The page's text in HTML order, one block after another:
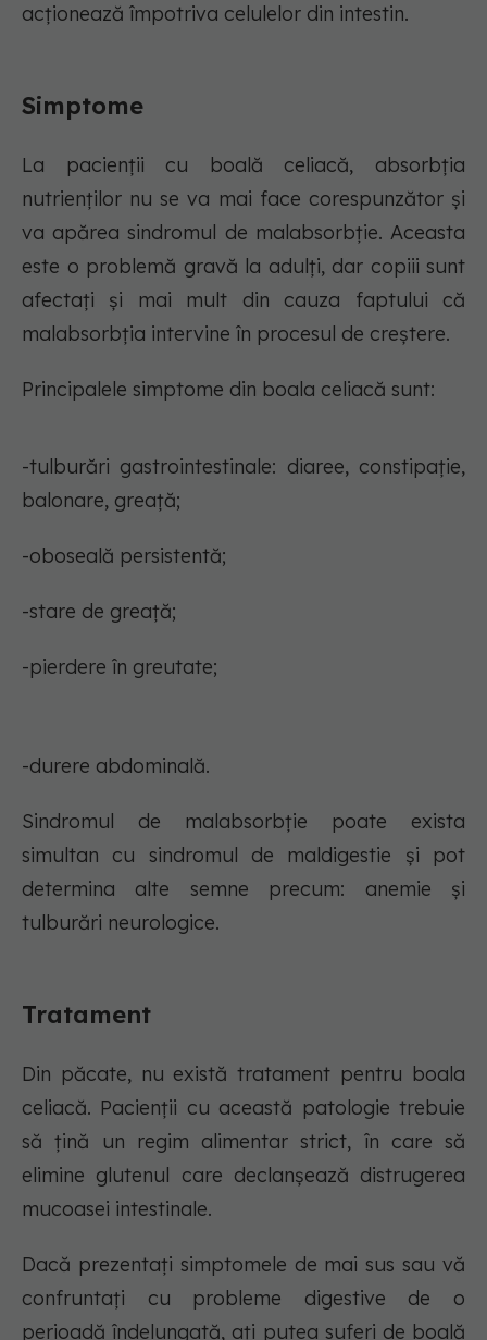
acționează împotriva celulelor din intestin.
Simptome
La pacienții cu boală celiacă, absorbția
nutrienților nu se va mai face corespunzător și
va apărea sindromul de malabsorbție. Aceasta
este o problemă gravă la adulți, dar copiii sunt
afectați și mai mult din cauza faptului că
malabsorbția intervine în procesul de creștere.
Principalele simptome din boala celiacă sunt:
-tulburări gastrointestinale: diaree, constipație,
balonare, greață;
-oboseală persistentă;
-stare de greață;
-pierdere în greutate;
-durere abdominală.
Sindromul de malabsorbție poate exista
simultan cu sindromul de maldigestie și pot
determina alte semne precum: anemie și
tulburări neurologice.
Tratament
Din păcate, nu există tratament pentru boala
celiacă. Pacienții cu această patologie trebuie
să țină un regim alimentar strict, în care să
elimine glutenul care declanșează distrugerea
mucoasei intestinale.
Dacă prezentați simptomele de mai sus sau vă
confruntați cu probleme digestive de o
perioadă îndelungată, ați putea suferi de boală